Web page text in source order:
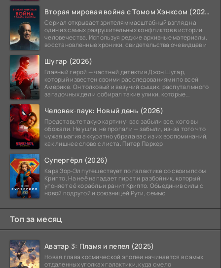
Вторая мировая война с Томом Хэнксом (2026)
Сериал открывает зрителям масштабный взгляд на
один из самых разрушительных конфликтов в истории
человечества. Используя редкие архивные материалы,
восстановленные хроники, свидетельства очевидцев и
Шугар (2026)
Главный герой — частный детектив Джон Шугар,
который известен своими расследованиями по всей
Америке. Он толковый и везучий сыщик, распутал много
загадочных дел и собирал такие улики, которые
Человек-паук: Новый день (2026)
Представьте такую картину: вас забыли все, кого вы
обожали. Не ушли, не пропали — забыли, из-за того что
чужая магия аккуратно убрала вас из их воспоминаний,
как лишнее слово с листа. Питер Паркер
Супергёрл (2026)
Кара Зор-Эл путешествует по галактике со своим псом
Крипто. На неё нападает пират и разбойник, который
угоняет её корабль и ранит Крипто. Объединив силы с
новой подругой и союзницей Рути, семью
Топ за месяц
Аватар 3: Пламя и пепел (2025)
Новая глава космической эпопеи начинается в самых
отдаленных уголках галактики, куда смело